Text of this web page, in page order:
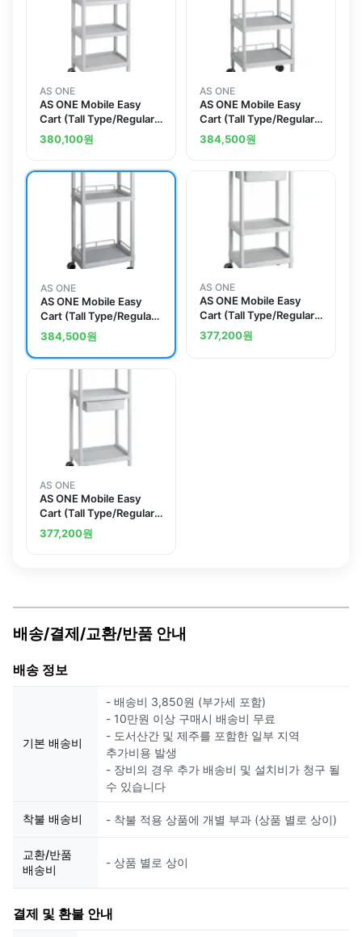
AS ONE
AS ONE Mobile Easy
Cart (Tall Type/Regular
31) Gray 4 Stages
ME31E
380,100원
AS ONE
AS ONE Mobile Easy
Cart (Tall Type/Regular
31) Gray 3 Sages Wiith
Guard Frame ME31H
384,500원
AS ONE
AS ONE Mobile Easy
Cart (Tall Type/Regular
31) Gray 3 Sages Wiith
Guard Frame ME31G
384,500원
AS ONE
AS ONE Mobile Easy
Cart (Tall Type/Regular
31) Gray 3 Sages Wiith
Drawer ME31D
377,200원
AS ONE
AS ONE Mobile Easy
Cart (Tall Type/Regular
31) Gray 3 Sages Wiith
Drawer ME31B
377,200원
배송/결제/교환/반품 안내
배송 정보
기본 배송비
- 배송비 3,850원 (부가세 포함)
- 10만원 이상 구매시 배송비 무료
- 도서산간 및 제주를 포함한 일부 지역
추가비용 발생
- 장비의 경우 추가 배송비 및 설치비가 청구 될
수 있습니다
착불 배송비 - 착불 적용 상품에 개별 부과 (상품 별로 상이)
교환/반품
배송비
- 상품 별로 상이
결제 및 환불 안내